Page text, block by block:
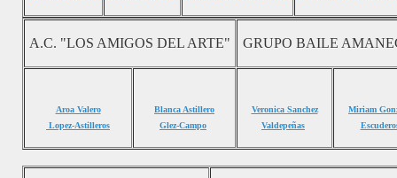
A.C. "LOS AMIGOS DEL ARTE" GRUPO BAILE
Aroa Valero
Lopez-Astilleros
Blanca Astillero
Glez-Campo
Veronica Sanchez
Valdepeñas
Miriam